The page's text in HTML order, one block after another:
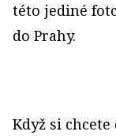
této jediné
do Prahy.
Když si